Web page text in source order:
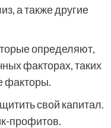
а также другие
определяют,
факторах, таких
факторы.
свой капитал.
профитов.